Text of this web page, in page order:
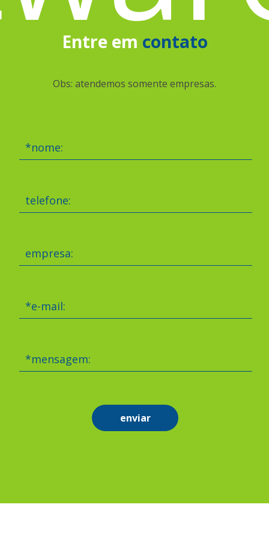
Entre em contato
Obs: atendemos somente empresas.
*nome:
telefone:
empresa:
*e-mail:
*mensagem:
enviar